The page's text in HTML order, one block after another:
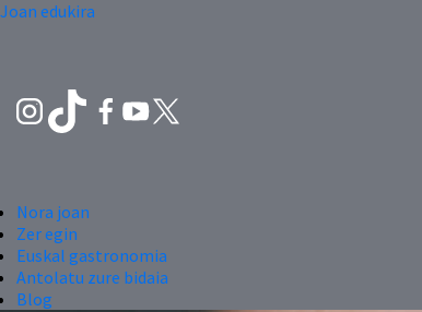
Joan edukira
Nora joan
Zer egin
Euskal gastronomia
Antolatu zure bidaia
Blog